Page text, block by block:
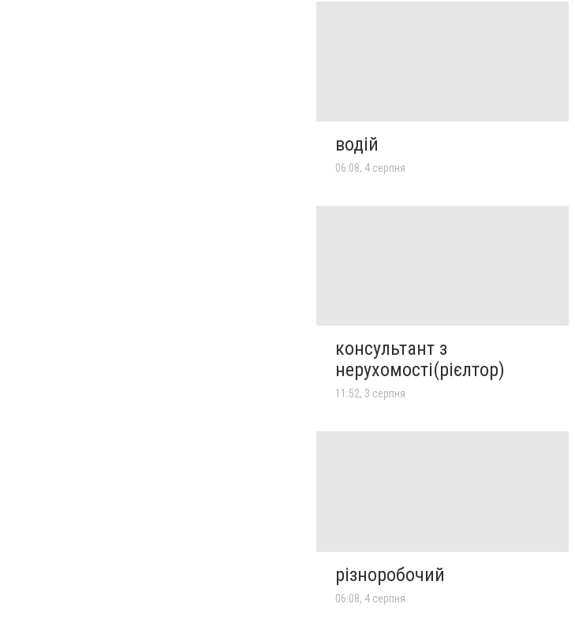
водій
06:08, 4 серпня
консультант з
нерухомості(рієлтор)
11:52, 3 серпня
різноробочий
06:08, 4 серпня